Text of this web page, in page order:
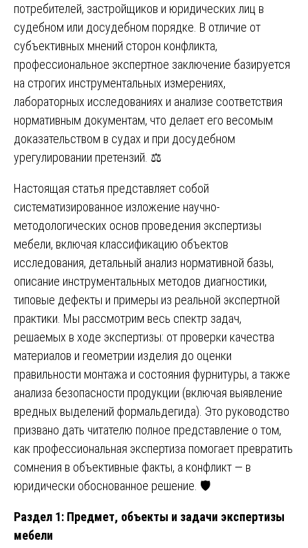
потребителей, застройщиков и юридических лиц в
судебном или досудебном порядке. В отличие от
субъективных мнений сторон конфликта,
профессиональное экспертное заключение базируется
на строгих инструментальных измерениях,
лабораторных исследованиях и анализе соответствия
нормативным документам, что делает его весомым
доказательством в судах и при досудебном
урегулировании претензий. ⚖️
Настоящая статья представляет собой
систематизированное изложение научно-
методологических основ проведения экспертизы
мебели, включая классификацию объектов
исследования, детальный анализ нормативной базы,
описание инструментальных методов диагностики,
типовые дефекты и примеры из реальной экспертной
практики. Мы рассмотрим весь спектр задач,
решаемых в ходе экспертизы: от проверки качества
материалов и геометрии изделия до оценки
правильности монтажа и состояния фурнитуры, а также
анализа безопасности продукции (включая выявление
вредных выделений формальдегида). Это руководство
призвано дать читателю полное представление о том,
как профессиональная экспертиза помогает превратить
сомнения в объективные факты, а конфликт — в
юридически обоснованное решение. 🛡️
Раздел 1: Предмет, объекты и задачи экспертизы
мебели